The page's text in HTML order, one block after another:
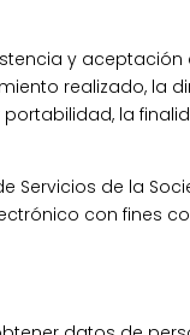
y aceptación
realizado, la
la
Servicios de la
con fines